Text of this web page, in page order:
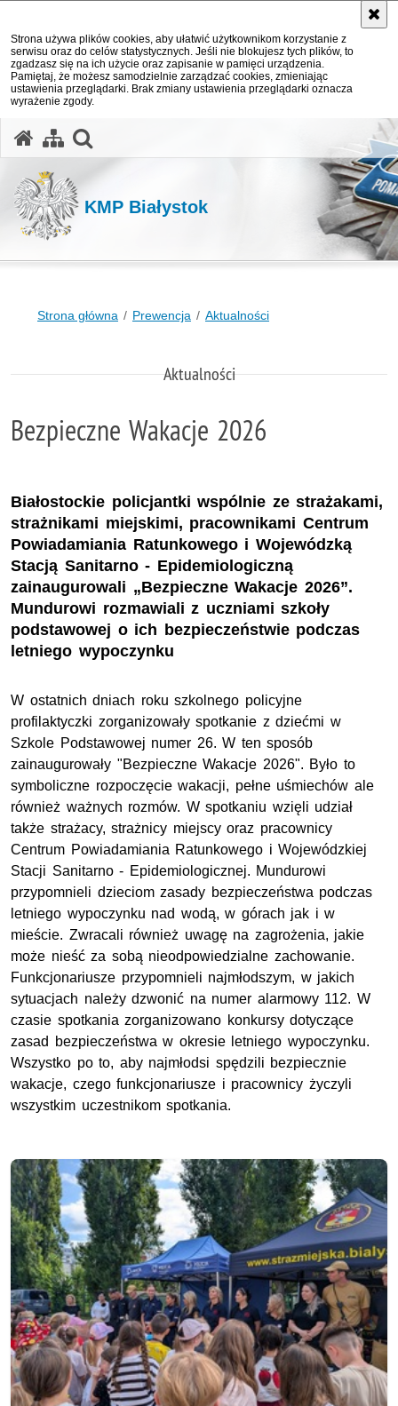
Strona używa plików cookies, aby ułatwić użytkownikom korzystanie z
serwisu oraz do celów statystycznych. Jeśli nie blokujesz tych plików, to
zgadzasz się na ich użycie oraz zapisanie w pamięci urządzenia.
Pamiętaj, że możesz samodzielnie zarządzać cookies, zmieniając
ustawienia przeglądarki. Brak zmiany ustawienia przeglądarki oznacza
wyrażenie zgody.
KMP Białystok
Strona główna Prewencja Aktualności
Aktualności
Bezpieczne Wakacje 2026
Białostockie policjantki wspólnie ze strażakami,
strażnikami miejskimi, pracownikami Centrum
Powiadamiania Ratunkowego i Wojewódzką
Stacją Sanitarno - Epidemiologiczną
zainaugurowali „Bezpieczne Wakacje 2026”.
Mundurowi rozmawiali z uczniami szkoły
podstawowej o ich bezpieczeństwie podczas
letniego wypoczynku
W ostatnich dniach roku szkolnego policyjne
profilaktyczki zorganizowały spotkanie z dziećmi w
Szkole Podstawowej numer 26. W ten sposób
zainaugurowały "Bezpieczne Wakacje 2026". Było to
symboliczne rozpoczęcie wakacji, pełne uśmiechów ale
również ważnych rozmów. W spotkaniu wzięli udział
także strażacy, strażnicy miejscy oraz pracownicy
Centrum Powiadamiania Ratunkowego i Wojewódzkiej
Stacji Sanitarno - Epidemiologicznej. Mundurowi
przypomnieli dzieciom zasady bezpieczeństwa podczas
letniego wypoczynku nad wodą, w górach jak i w
mieście. Zwracali również uwagę na zagrożenia, jakie
może nieść za sobą nieodpowiedzialne zachowanie.
Funkcjonariusze przypomnieli najmłodszym, w jakich
sytuacjach należy dzwonić na numer alarmowy 112. W
czasie spotkania zorganizowano konkursy dotyczące
zasad bezpieczeństwa w okresie letniego wypoczynku.
Wszystko po to, aby najmłodsi spędzili bezpiecznie
wakacje, czego funkcjonariusze i pracownicy życzyli
wszystkim uczestnikom spotkania.